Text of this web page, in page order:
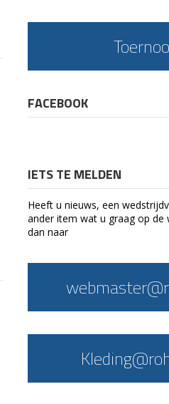
FACEBOOK
IETS TE MELDEN
Heeft u nieuws, een
ander item wat u graag op de
dan naar